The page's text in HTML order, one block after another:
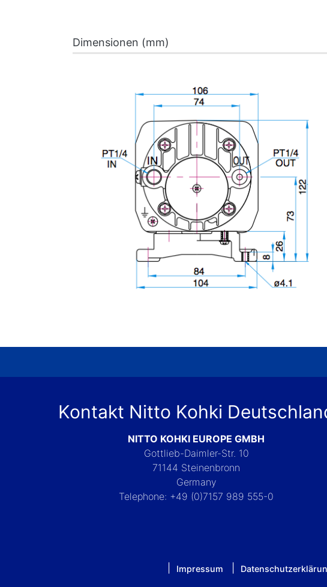
Dimensionen (mm)
Kontakt Nitto Kohki
NITTO KOHKI EUROPE GMBH
Gottlieb-Daimler-Str. 10
71144 Steinenbronn
Germany
Telephone: +49 (0)7157 989 555-0
Impressum